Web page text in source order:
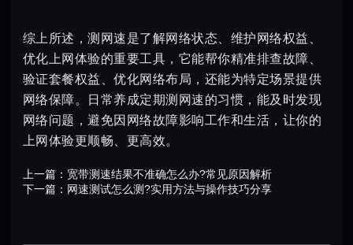
综上所述，测网速是了解网络状态、维护网络权益、
优化上网体验的重要工具，它能帮你精准排查故障、
验证套餐权益、优化网络布局，还能为特定场景提供
网络保障。日常养成定期测网速的习惯，能及时发现
网络问题，避免因网络故障影响工作和生活，让你的
上网体验更顺畅、更高效。
上一篇： 宽带测速结果不准确怎么办?常见原因解析
下一篇： 网速测试怎么测?实用方法与操作技巧分享